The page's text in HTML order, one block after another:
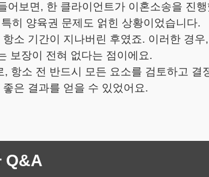
어보면, 한 클라이언트가 이혼소송을 진
히 양육권 문제도 얽힌 상황이었습니다.
소 기간이 지나버린 후였죠. 이러한 경
보장이 전혀 없다는 점이에요.
항소 전 반드시 모든 요소를 검토하고
은 결과를 얻을 수 있었어요.
Q&A